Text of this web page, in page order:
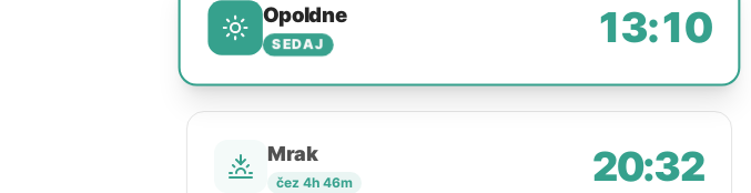
Opoldne
SEDAJ 13:10
Mrak
čez 4h 46m 20:32